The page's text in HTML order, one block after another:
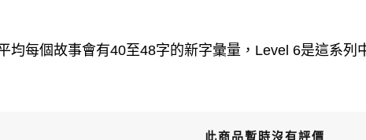
均每個故事會有40至48字的新字彙量，Level 6是這系
此商品暫時沒有評價